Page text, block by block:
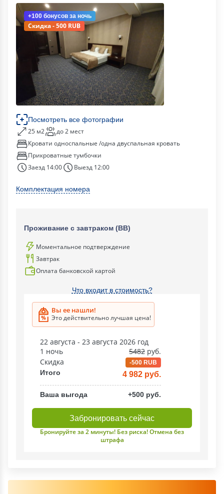
+100 бонусов за ночь
Скидка - 500 RUB
Посмотреть все фотографии
25 м2
до 2 мест
Кровати односпальные /одна двуспальная кровать
Прикроватные тумбочки
Заезд 14:00
Выезд 12:00
Комплектация номера
Проживание с завтраком (ВВ)
Моментальное подтверждение
Завтрак
Оплата банковской картой
Что входит в стоимость?
Вы ее нашли!
Это действительно лучшая цена!
22 августа - 23 августа 2026 год
1 ночь
5482 руб.
Скидка
-500 RUB
Итого 4 982 руб.
Ваша выгода +500 руб.
Забронировать сейчас
Бронируйте за 2 минуты! Без риска! Отмена без
штрафа